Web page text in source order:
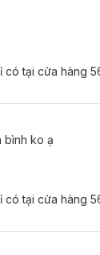
có tại cửa hàng
bình ko ạ
có tại cửa hàng